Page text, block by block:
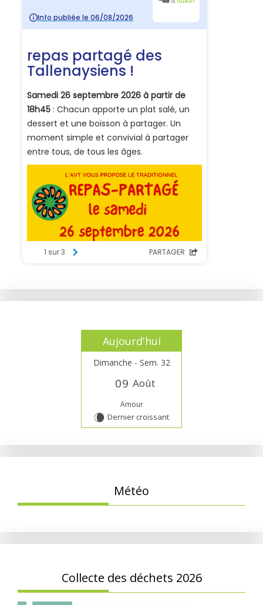
Aujourd'hui
Dimanche - Sem. 32
09 Août
Amour
W Dernier croissant
Météo
Collecte des déchets 2026